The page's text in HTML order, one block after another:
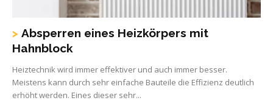
Absperren eines Heizkörpers mit
Hahnblock
Heiztechnik wird immer effektiver und auch immer besser.
Meistens kann durch sehr einfache Bauteile die Effizienz deutlich
erhöht werden. Eines dieser sehr...